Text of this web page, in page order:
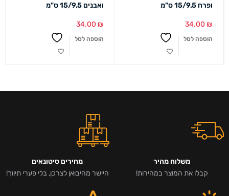
ופרח 15/9.5 ס"מ
34.00 ₪
הוספה לסל
ואבנים 15/9.5 ס"מ
34.00 ₪
הוספה לסל
משלוח מהיר
קבלו את המוצר במהירות!
מחירים סיטונאים
היישר מהיבואן לצרכן, בלי פערי תיווך!